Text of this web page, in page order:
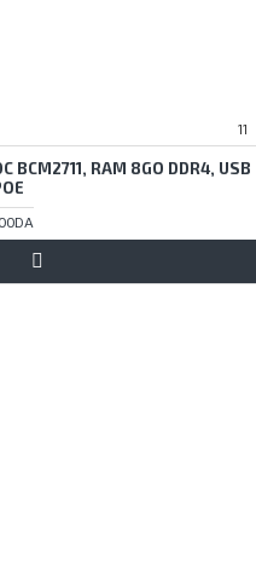
11
BCM2711, RAM 8GO DDR4, USB